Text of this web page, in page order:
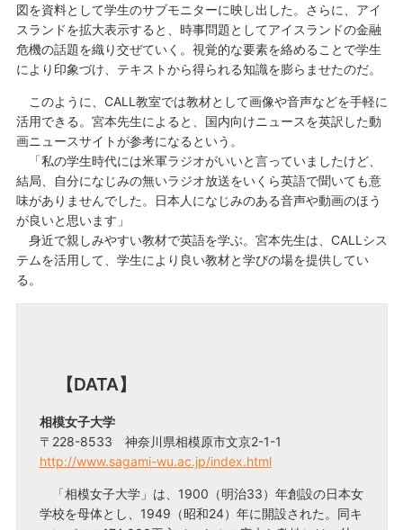
図を資料として学生のサブモニターに映し出した。さらに、アイ
スランドを拡大表示すると、時事問題としてアイスランドの金融
危機の話題を織り交ぜていく。視覚的な要素を絡めることで学生
により印象づけ、テキストから得られる知識を膨らませたのだ。
このように、CALL教室では教材として画像や音声などを手軽に
活用できる。宮本先生によると、国内向けニュースを英訳した動
画ニュースサイトが参考になるという。
「私の学生時代には米軍ラジオがいいと言っていましたけど、
結局、自分になじみの無いラジオ放送をいくら英語で聞いても意
味がありませんでした。日本人になじみのある音声や動画のほう
が良いと思います」
身近で親しみやすい教材で英語を学ぶ。宮本先生は、CALLシス
テムを活用して、学生により良い教材と学びの場を提供してい
る。
【DATA】
相模女子大学
〒228-8533 神奈川県相模原市文京2-1-1
http://www.sagami-wu.ac.jp/index.html
「相模女子大学」は、1900（明治33）年創設の日本女
学校を母体とし、1949（昭和24）年に開設された。同キ